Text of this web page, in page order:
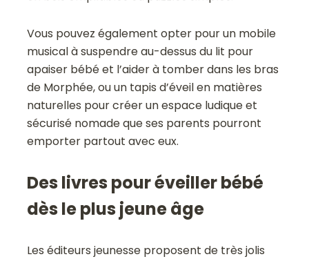
Vous pouvez également opter pour un mobile
musical à suspendre au-dessus du lit pour
apaiser bébé et l’aider à tomber dans les bras
de Morphée, ou un tapis d’éveil en matières
naturelles pour créer un espace ludique et
sécurisé nomade que ses parents pourront
emporter partout avec eux.
Des livres pour éveiller bébé
dès le plus jeune âge
Les éditeurs jeunesse proposent de très jolis